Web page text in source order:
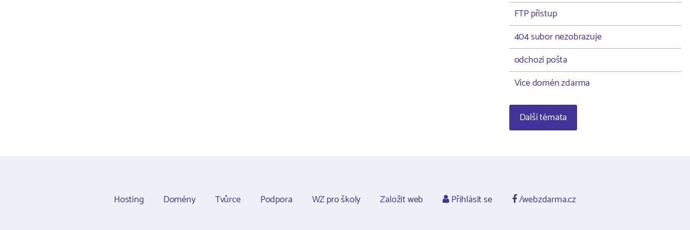
FTP přístup
404 subor nezobrazuje
odchozí pošta
Více domén zdarma
Další témata
Hosting Domény Tvůrce Podpora WZ pro školy Založit web Přihlásit se /webzdarma.cz